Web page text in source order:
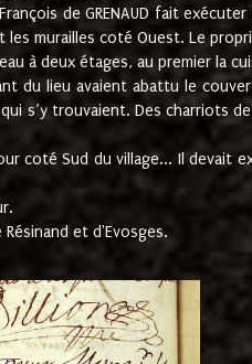
de GRENAUD fait
murailles coté Ouest. Le
à deux étages, au premier la
du lieu avaient abattu le
s’y trouvaient. Des charriots
coté Sud du village... Il devait
et d'Evosges.